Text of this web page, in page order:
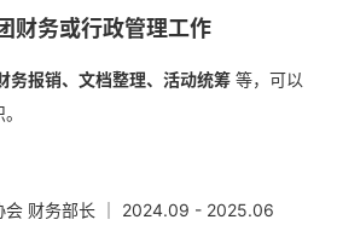
财务或行政管理工作
务报销、文档整理、活动统筹 等，可以
会 财务部长 ｜ 2024.09 - 2025.06